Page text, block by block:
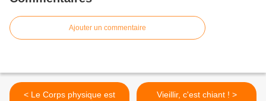
Ajouter un commentaire
< Le Corps physique est
Vieillir, c'est chiant ! >